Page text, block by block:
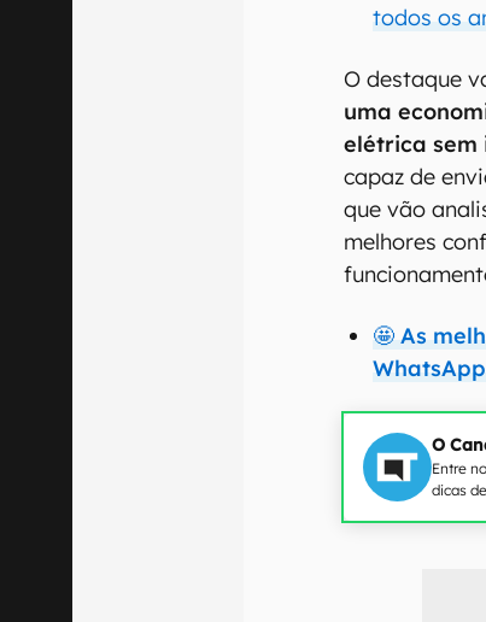
todos os
O destaque
uma
elétrica sem
capaz de
que vão
melhores
🤩 As
O
Entre
dicas